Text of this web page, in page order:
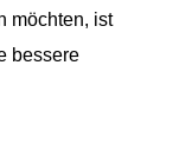
möchten, ist
bessere